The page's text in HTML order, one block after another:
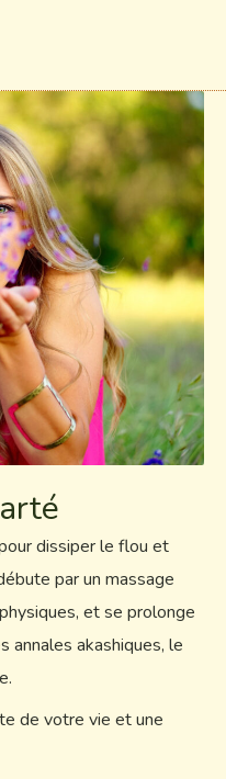
dissiper le flou et
par un massage
et se prolonge
annales akashiques, le
de votre vie et une